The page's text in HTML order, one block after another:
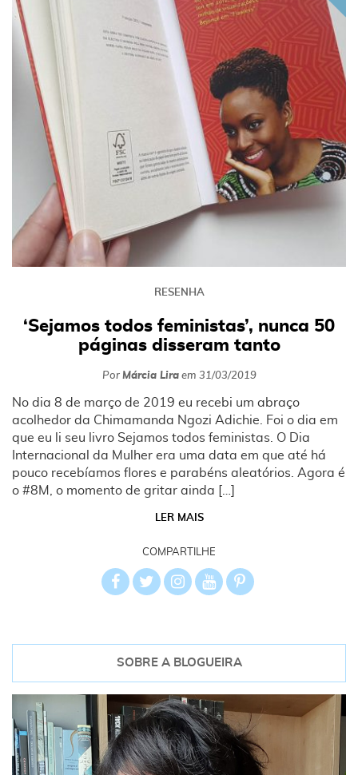
RESENHA
‘Sejamos todos feministas’, nunca 50
páginas disseram tanto
Por Márcia Liraem 31/03/2019
No dia 8 de março de 2019 eu recebi um abraço
acolhedor da Chimamanda Ngozi Adichie. Foi o dia em
que eu li seu livro Sejamos todos feministas. O Dia
Internacional da Mulher era uma data em que até há
pouco recebíamos flores e parabéns aleatórios. Agora é
o #8M, o momento de gritar ainda […]
LER MAIS
COMPARTILHE
SOBRE A BLOGUEIRA